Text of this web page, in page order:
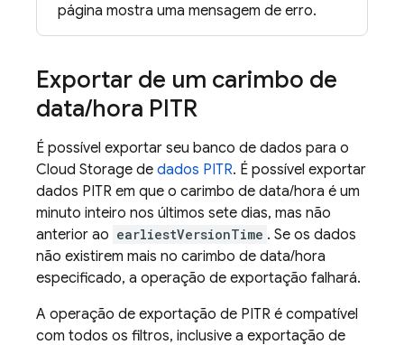
página mostra uma mensagem de erro.
Exportar de um carimbo de
data/hora PITR
É possível exportar seu banco de dados para o
Cloud Storage de dados PITR. É possível exportar
dados PITR em que o carimbo de data/hora é um
minuto inteiro nos últimos sete dias, mas não
anterior ao earliestVersionTime . Se os dados
não existirem mais no carimbo de data/hora
especificado, a operação de exportação falhará.
A operação de exportação de PITR é compatível
com todos os filtros, inclusive a exportação de